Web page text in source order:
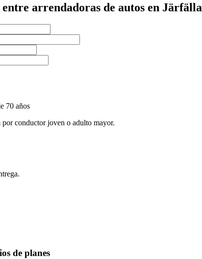
arrendadoras de autos en Järfälla
70 años
por conductor joven o adulto mayor.
de planes